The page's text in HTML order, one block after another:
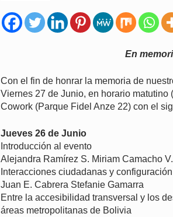
En
Con el fin de honrar la memoria de
Viernes 27 de Junio, en horario
Cowork (Parque Fidel Anze 22) con el
Jueves 26 de Junio
Introducción al evento
Alejandra Ramírez S. Miriam Camacho V.
Interacciones ciudadanas y
Juan E. Cabrera Stefanie Gamarra
Entre la accesibilidad transversal y los
áreas metropolitanas de Bolivia